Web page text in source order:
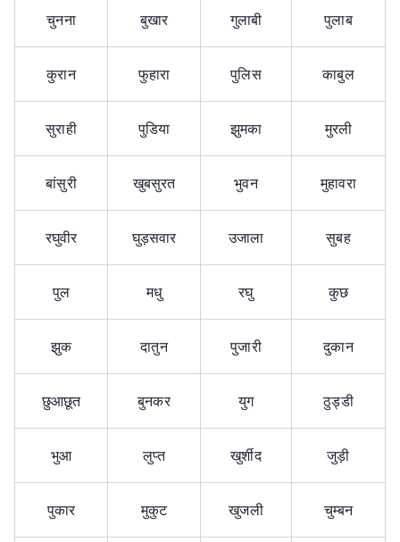
चुनना बुखार गुलाबी पुलाब
कुरान फुहारा पुलिस काबुल
सुराही पुडिया झुमका मुरली
बांसुरी खुबसुरत भुवन मुहावरा
रघुवीर घुड़सवार उजाला सुबह
पुल मधु रघु कुछ
झुक दातुन पुजारी दुकान
छुआछूत बुनकर युग ठुड्डी
भुआ लुप्त खुर्शीद जुड़ी
पुकार मुकुट खुजली चुम्बन